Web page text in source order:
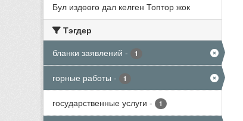
Бул издөөгө дал келген Топтор жок
Тэгдер
бланки заявлений - 1
горные работы - 1
государственные услуги - 1